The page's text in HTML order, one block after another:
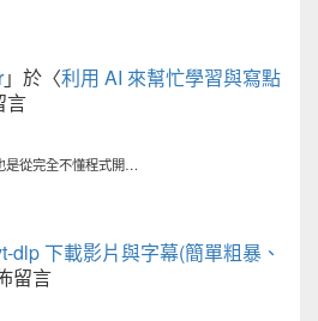
」於〈利用 AI 來幫忙學習與寫點
言
是從完全不懂程式開…
dlp 下載影片與字幕(簡單粗暴、
留言